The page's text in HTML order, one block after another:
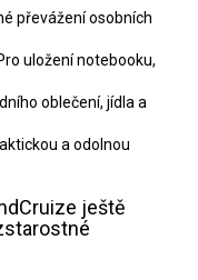
převážení osobních
uložení notebooku,
oblečení, jídla a
a odolnou
ještě